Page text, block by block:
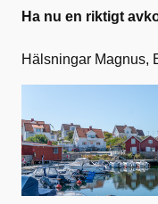
Ha nu en riktigt
Hälsningar Magnus,